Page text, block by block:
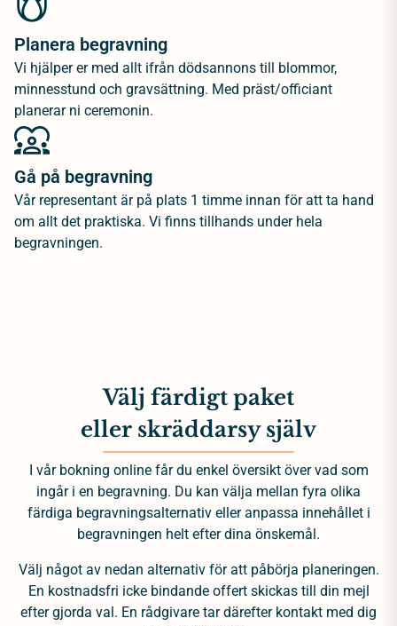
Planera begravning
Vi hjälper er med allt ifrån dödsannons till blommor,
minnesstund och gravsättning. Med präst/officiant
planerar ni ceremonin.
Gå på begravning
Vår representant är på plats 1 timme innan för att ta hand
om allt det praktiska. Vi finns tillhands under hela
begravningen.
Välj färdigt paket
eller skräddarsy själv
I vår bokning online får du enkel översikt över vad som
ingår i en begravning. Du kan välja mellan fyra olika
färdiga begravningsalternativ eller anpassa innehållet i
begravningen helt efter dina önskemål.
Välj något av nedan alternativ för att påbörja planeringen.
En kostnadsfri icke bindande offert skickas till din mejl
efter gjorda val. En rådgivare tar därefter kontakt med dig